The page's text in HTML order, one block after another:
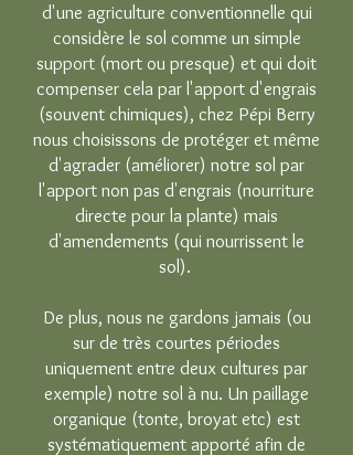
d'une agriculture conventionnelle qui
considère le sol comme un simple
support (mort ou presque) et qui doit
compenser cela par l'apport d'engrais
(souvent chimiques), chez Pépi Berry
nous choisissons de protéger et même
d'agrader (améliorer) notre sol par
l'apport non pas d'engrais (nourriture
directe pour la plante) mais
d'amendements (qui nourrissent le
sol).
De plus, nous ne gardons jamais (ou
sur de très courtes périodes
uniquement entre deux cultures par
exemple) notre sol à nu. Un paillage
organique (tonte, broyat etc) est
systématiquement apporté afin de